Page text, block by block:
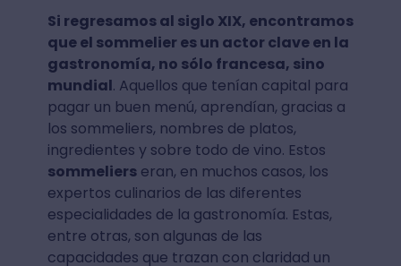
Si regresamos al siglo XIX, encontramos
que el sommelier es un actor clave en la
gastronomía, no sólo francesa, sino
mundial. Aquellos que tenían capital para
pagar un buen menú, aprendían, gracias a
los sommeliers, nombres de platos,
ingredientes y sobre todo de vino. Estos
sommelierseran, en muchos casos, los
expertos culinarios de las diferentes
especialidades de la gastronomía. Estas,
entre otras, son algunas de las
capacidades que trazan con claridad un